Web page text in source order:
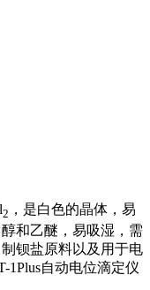
2 ，是白色的晶体，易
和乙醚，易吸湿，需
钡盐原料以及用于电
1Plus自动电位滴定仪